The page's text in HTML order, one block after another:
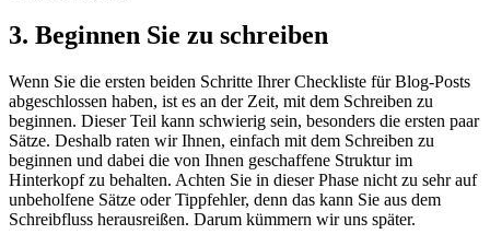
3. Beginnen Sie zu schreiben
Wenn Sie die ersten beiden Schritte Ihrer Checkliste für Blog-Posts
abgeschlossen haben, ist es an der Zeit, mit dem Schreiben zu
beginnen. Dieser Teil kann schwierig sein, besonders die ersten paar
Sätze. Deshalb raten wir Ihnen, einfach mit dem Schreiben zu
beginnen und dabei die von Ihnen geschaffene Struktur im
Hinterkopf zu behalten. Achten Sie in dieser Phase nicht zu sehr auf
unbeholfene Sätze oder Tippfehler, denn das kann Sie aus dem
Schreibfluss herausreißen. Darum kümmern wir uns später.